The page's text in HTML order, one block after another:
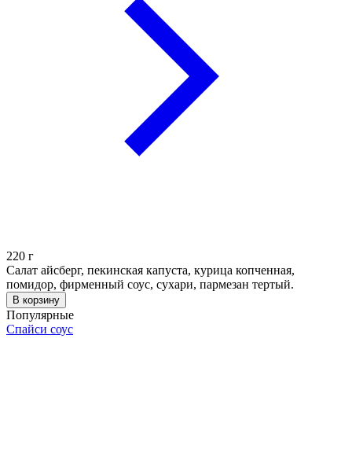
220 г
Салат айсберг, пекинская капуста, курица копченная,
помидор, фирменный соус, сухари, пармезан тертый.
В корзину
Популярные
Спайси соус